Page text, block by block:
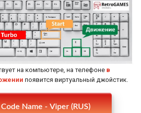
на компьютере, на телефоне в
появится виртуальный джойстик.
Name - Viper (RUS)